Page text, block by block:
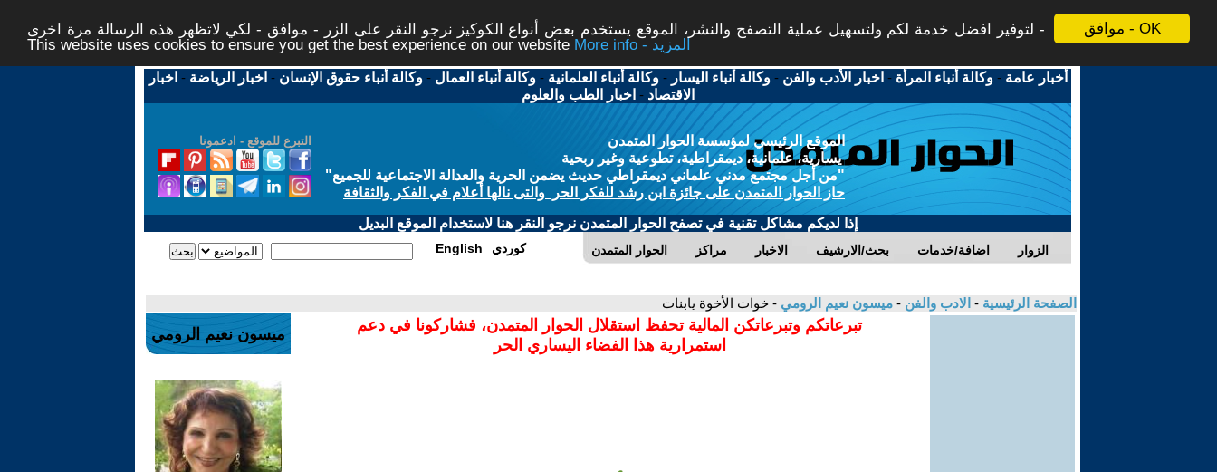
موافق - OK
لتوفير افضل خدمة لكم ولتسهيل عملية التصفح والنشر، الموقع يستخدم بعض أنواع الكوكيز نرجو النقر على الزر - موافق - لكي لاتظهر هذه الرسالة مرة اخرى -
This website uses cookies to ensure you get the best experience on our website
More info - المزيد
أخبار عامة -وكالة أنباء المرأة - اخبار الأدب والفن -وكالة أنباء اليسار -وكالة أنباء العلمانية -وكالة أنباء العمال -وكالة أنباء حقوق الإنسان - اخبار الرياضة - اخبار
الاقتصاد - اخبار الطب والعلوم
التبرع للموقع - ادعمونا
الموقع الرئيسي لمؤسسة الحوار المتمدن
يسارية، علمانية، ديمقراطية، تطوعية وغير ربحية
"من أجل مجتمع مدني علماني ديمقراطي حديث يضمن الحرية والعدالة الاجتماعية للجميع"
حاز الحوار المتمدن على جائزة ابن رشد للفكر الحر والتى نالها أعلام في الفكر والثقافة
إذا لديكم مشاكل تقنية في تصفح الحوار المتمدن نرجو النقر هنا لاستخدام الموقع البديل
الحوار المتمدن مراكز الاخبار بحث/الارشيف اضافة/خدمات الزوار English كوردي
الصفحة الرئيسية - الادب والفن - ميسون نعيم الرومي - خوات الأخوة يابنات
تبرعاتكم وتبرعاتكن المالية تحفظ استقلال الحوار المتمدن، فشاركونا في دعم
استمرارية هذا الفضاء اليساري الحر
ميسون نعيم الرومي